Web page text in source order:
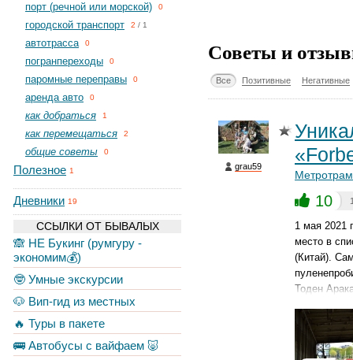
порт (речной или морской) 0
городской транспорт 2 / 1
автотрасса 0
погранпереходы 0
паромные переправы 0
аренда авто 0
как добраться 1
как перемещаться 2
общие советы 0
Полезное 1
Дневники 19
ССЫЛКИ ОТ БЫВАЛЫХ
🙈 НЕ Букинг (румгуру -
экономим💰)
🤓 Умные экскурсии
🐶 Вип-гид из местных
🔥 Туры в пакете
🚌 Автобусы с вайфаем 🐷
Советы и
Все Позитивные Негативные
grau59
Метротрам
10
1 мая 2021
место в
(Китай).
Тоден